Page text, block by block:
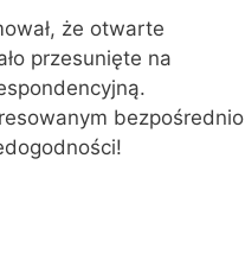
że otwarte
przesunięte na
bezpośrednio